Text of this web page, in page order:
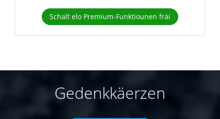
Schalt elo Premium-Funktiounen fräi
Gedenkkäerzen